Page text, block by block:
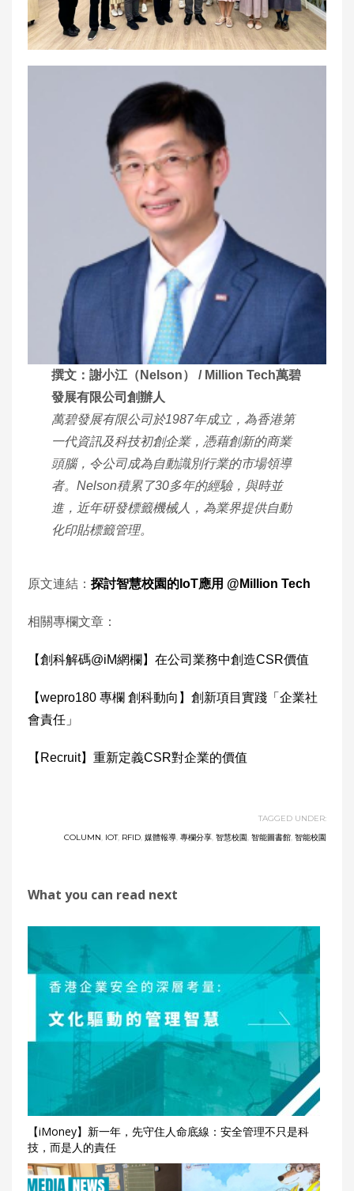
撰文：謝小江（Nelson） / Million Tech萬碧
發展有限公司創辦人
萬碧發展有限公司於1987年成立，為香港第
一代資訊及科技初創企業，憑藉創新的商業
頭腦，令公司成為自動識別行業的市場領導
者。Nelson積累了30多年的經驗，與時並
進，近年研發標籤機械人，為業界提供自動
化印貼標籤管理。
原文連結： 探討智慧校園的IoT應用 @Million Tech
相關專欄文章：
【創科解碼@iM網欄】在公司業務中創造CSR價值
【wepro180 專欄 創科動向】創新項目實踐「企業社
會責任」
【Recruit】重新定義CSR對企業的價值
TAGGED UNDER:
COLUMN, IOT, RFID, 媒體報導, 專欄分享, 智慧校園, 智能圖書館, 智能校園
What you can read next
【iMoney】新一年，先守住人命底線：安全管理不只是科
技，而是人的責任